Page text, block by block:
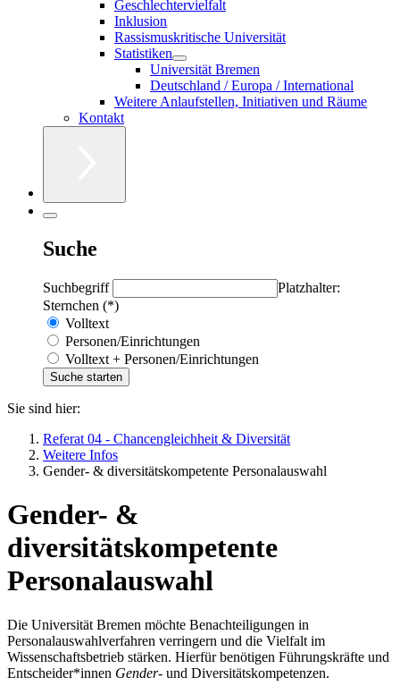
Geschlechtervielfalt
Inklusion
Rassismuskritische Universität
Statistiken
Universität Bremen
Deutschland / Europa / International
Weitere Anlaufstellen, Initiativen und Räume
Kontakt
Suche
Suchbegriff
Platzhalter:
Sternchen (*)
Volltext
Personen/Einrichtungen
Volltext + Personen/Einrichtungen
Sie sind hier:
Referat 04 - Chancengleichheit & Diversität
Weitere Infos
Gender- & diversitätskompetente Personalauswahl
Gender- &
diversitätskompetente
Personalauswahl
Die Universität Bremen möchte Benachteiligungen in
Personalauswahlverfahren verringern und die Vielfalt im
Wissenschaftsbetrieb stärken. Hierfür benötigen Führungskräfte und
Entscheider*innen Gender- und Diversitätskompetenzen.